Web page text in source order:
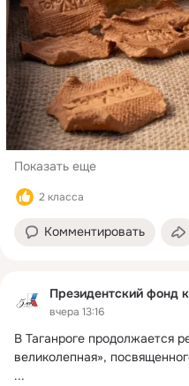
Показать еще
2 класса
Комментировать
Президентский фонд
вчера 13:16
В Таганроге продолжается
великолепная»,
...